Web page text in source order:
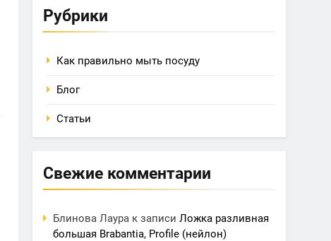
Рубрики
Как правильно мыть посуду
Блог
Статьи
Свежие комментарии
Блинова Лаура к записиЛожка разливная
большая Brabantia, Profile (нейлон)